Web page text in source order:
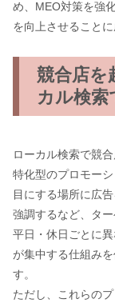
め、MEO対策を強
を向上させることに
競合店を
カル検索
ローカル検索で競
特化型のプロモー
目にする場所に広
強調するなど、タ
平日・休日ごとに
が集中する仕組み
す。
ただし、これらの